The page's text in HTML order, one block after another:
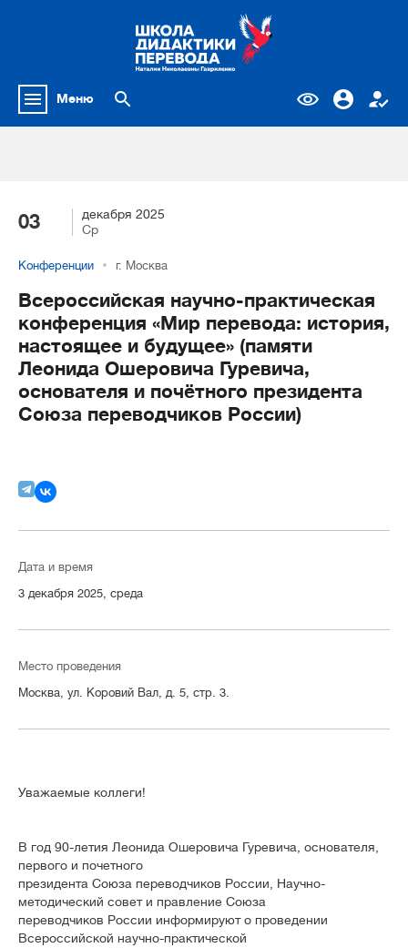
Меню
03
декабря 2025
Ср
Конференции г. Москва
Всероссийская научно-практическая
конференция «Мир перевода: история,
настоящее и будущее» (памяти
Леонида Ошеровича Гуревича,
основателя и почётного президента
Союза переводчиков России)
Дата и время
3 декабря 2025, среда
Место проведения
Москва, ул. Коровий Вал, д. 5, стр. 3.
Уважаемые коллеги!
В год 90-летия Леонида Ошеровича Гуревича, основателя,
первого и почетного
президента Союза переводчиков России, Научно-
методический совет и правление Союза
переводчиков России информируют о проведении
Всероссийской научно-практической